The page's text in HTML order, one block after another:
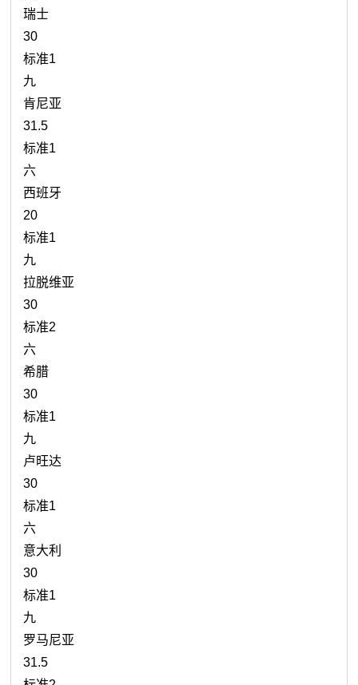
瑞士
30
标准1
九
肯尼亚
31.5
标准1
六
西班牙
20
标准1
九
拉脱维亚
30
标准2
六
希腊
30
标准1
九
卢旺达
30
标准1
六
意大利
30
标准1
九
罗马尼亚
31.5